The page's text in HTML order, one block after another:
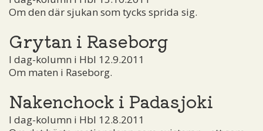
Om den där sjukan som tycks sprida sig.
Grytan i Raseborg
I dag-kolumn i Hbl 12.9.2011
Om maten i Raseborg.
Nakenchock i Padasjoki
I dag-kolumn i Hbl 12.8.2011